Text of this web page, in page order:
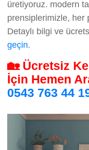
üretiyoruz. modern
prensiplerimizle, her
Detaylı bilgi ve
geçin.
🏡 Ücretsiz
İçin Hemen
0543 763 44